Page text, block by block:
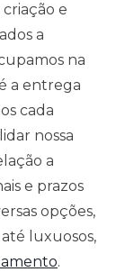
e
a
na
a entrega
cada
nossa
a
e prazos
opções,
luxuosos,
.